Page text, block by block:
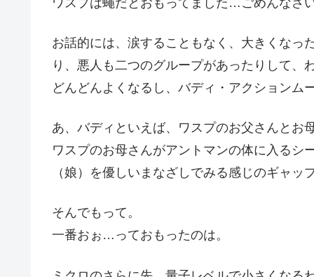
お話的には、涙することもなく、大きくなっ
り、悪人も二つのグループがあったりして
どんどんよくなるし、バディ・アクションム
あ、バディといえば、ワスプのお父さんと
ワスプのお母さんがアントマンの体に入るシ
（娘）を優しいまなざしでみる感じのギャ
そんでもって。
一番おぉ…っておもったのは。